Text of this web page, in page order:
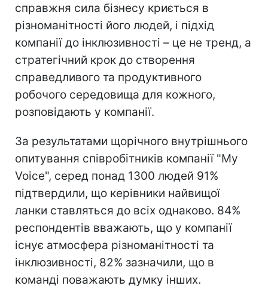
справжня сила бізнесу криється в
різноманітності його людей, і підхід
компанії до інклюзивності – це не тренд, а
стратегічний крок до створення
справедливого та продуктивного
робочого середовища для кожного,
розповідають у компанії.
За результатами щорічного внутрішнього
опитування співробітників компанії "My
Voice", серед понад 1300 людей 91%
підтвердили, що керівники найвищої
ланки ставляться до всіх однаково. 84%
респондентів вважають, що у компанії
існує атмосфера різноманітності та
інклюзивності, 82% зазначили, що в
команді поважають думку інших.